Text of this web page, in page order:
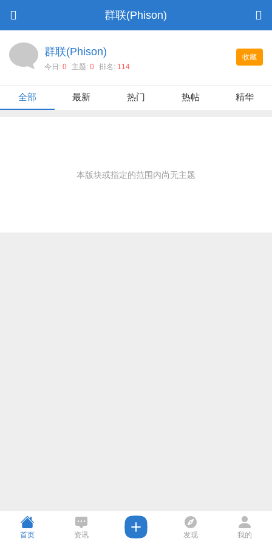
群联(Phison)
收藏
群联(Phison)
今日: 0 主题: 0 排名: 114
全部 最新 热门 热帖 精华
本版块或指定的范围内尚无主题
首页 资讯 发现 我的